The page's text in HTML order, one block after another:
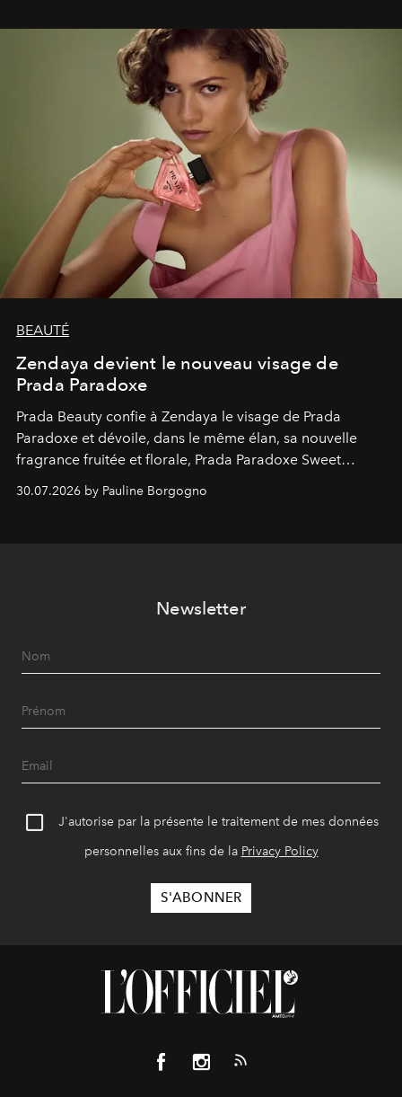
émerveillement.
BEAUTÉ
Zendaya devient le nouveau visage de
Prada Paradoxe
Prada Beauty confie à Zendaya le visage de Prada
Paradoxe et dévoile, dans le même élan, sa nouvelle
fragrance fruitée et florale, Prada Paradoxe Sweet
30.07.2026 by Pauline Borgogno
Newsletter
J'autorise par la présente le traitement de mes données
personnelles aux fins de la Privacy Policy